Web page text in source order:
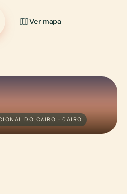
Ver mapa
DO CAIRO · CAIRO